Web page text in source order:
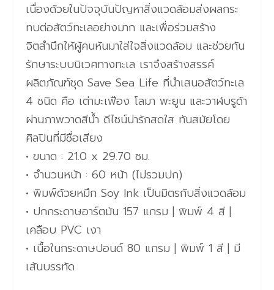
เนื่องด้วยในปัจจุบันปัญหาสิ่งแวดล้อมส่งผลกระ
ทบต่อสัตว์ทะเลอย่างมาก และเพื่อร่วมสร้าง
จิตสำนึกให้ผู้คนหันมาใส่ใจสิ่งแวดล้อม และช่วยกัน
รักษาระบบนิเวศทางทะเล เราจึงสร้างสรรค์
ผลิตภัณฑ์ชุด Save Sea Life ที่นำเสนอสัตว์ทะเล
4 ชนิด คือ เต่ามะเฟือง โลมา พะยูน และวาฬบรูด้า
ผ่านภาพวาดสีน้ำ ดีไซน์น่ารักสดใส ทันสมัยโดย
ศิลปินที่มีชื่อเสียง
• ขนาด : 21.0 x 29.70 ซม.
• จำนวนหน้า : 60 หน้า (ไม่รวมปก)
• พิมพ์ด้วยหมึก Soy Ink เป็นมิตรกับสิ่งแวดล้อม
• ปกกระดาษอาร์ตมัน 157 แกรม | พิมพ์ 4 สี |
เคลือบ PVC เงา
• เนื้อในกระดาษปอนด์ 80 แกรม | พิมพ์ 1 สี | มี
เส้นบรรทัด